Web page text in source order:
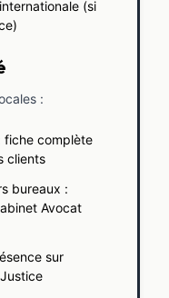
(si
:
fiche complète
clients
bureaux :
Avocat
sur